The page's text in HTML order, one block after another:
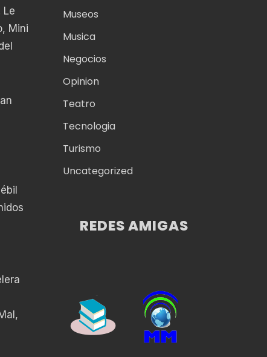
Le
Mini
Museos
Musica
Negocios
Opinion
Teatro
Tecnologia
Turismo
Uncategorized
REDES AMIGAS